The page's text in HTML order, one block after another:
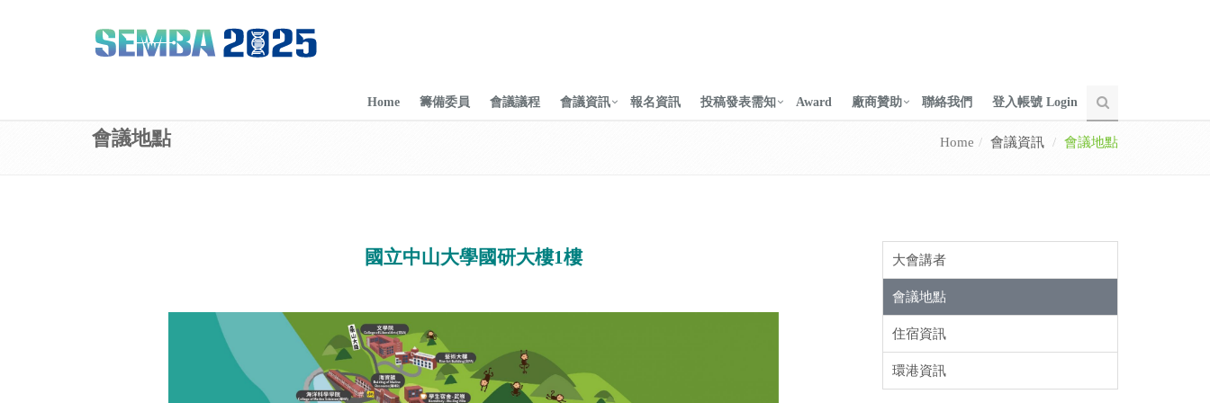
Home 籌備委員 會議議程 會議資訊 報名資訊 投稿發表需知 Award 廠商贊助 聯絡我們 登入帳號 Login
會議地點 Home 會議資訊 會議地點
國立中山大學國研大樓1樓 大會講者
會議地點
住宿資訊
環港資訊